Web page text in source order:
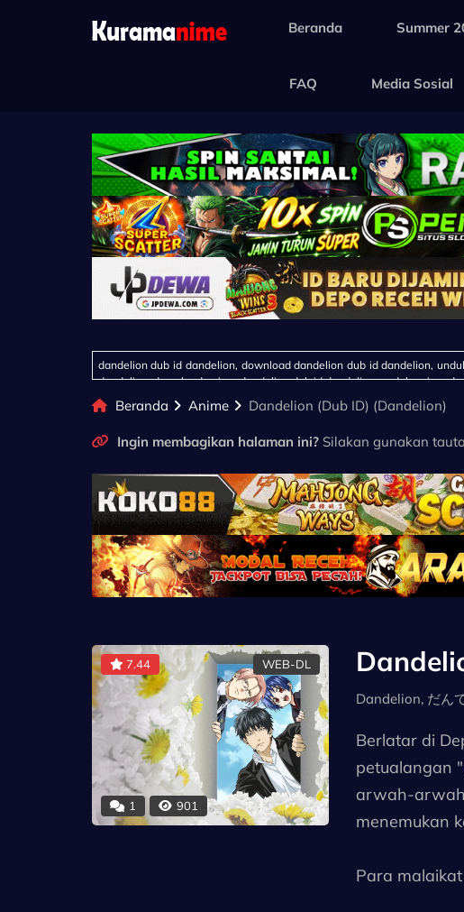
Beranda Summer
FAQ Media Sosial
dandelion dub id dandelion, download dandelion dub id dandelion,
dandelion, download anime dandelion dub id dandelion, unduh anime
Beranda Anime Dandelion (Dub ID) (Dandelion)
Ingin membagikan halaman ini? Silakan gunakan
7.44 WEB-DL
1 901
Dandelion, だん
Berlatar di
petualangan
arwah-
menemukan
Para